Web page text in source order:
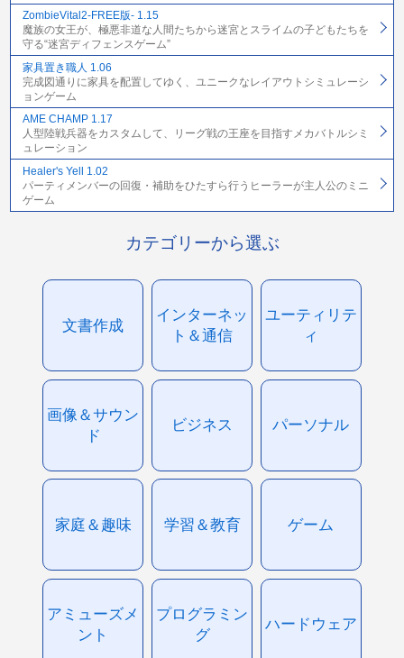
ZombieVital2-FREE版- 1.15
魔族の女王が、極悪非道な人間たちから迷宮とスライムの子どもたちを
守る“迷宮ディフェンスゲーム”
家具置き職人 1.06
完成図通りに家具を配置してゆく、ユニークなレイアウトシミュレーシ
ョンゲーム
AME CHAMP 1.17
人型陸戦兵器をカスタムして、リーグ戦の王座を目指すメカバトルシミ
ュレーション
Healer's Yell 1.02
パーティメンバーの回復・補助をひたすら行うヒーラーが主人公のミニ
ゲーム
カテゴリーから選ぶ
文書作成
インターネッ
ト＆通信
ユーティリテ
ィ
画像＆サウン
ド
ビジネス パーソナル
家庭＆趣味 学習＆教育 ゲーム
アミューズメ
ント
プログラミン
グ
ハードウェア